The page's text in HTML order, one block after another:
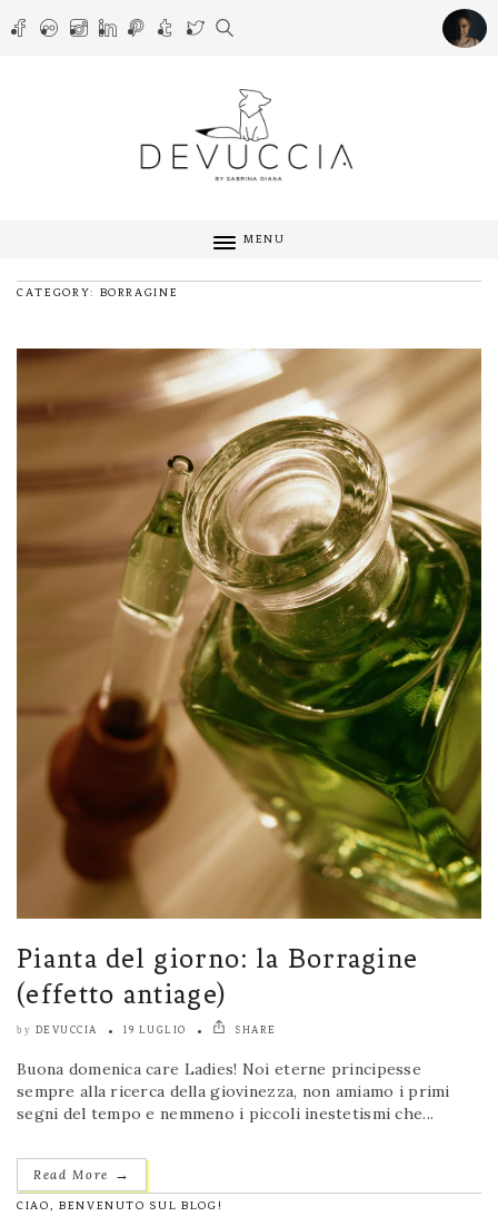
MENU
CATEGORY: BORRAGINE
Pianta del giorno: la Borragine
(effetto antiage)
by DEVUCCIA 19 LUGLIO SHARE
Buona domenica care Ladies! Noi eterne principesse
sempre alla ricerca della giovinezza, non amiamo i primi
segni del tempo e nemmeno i piccoli inestetismi che...
Read More →
CIAO, BENVENUTO SUL BLOG!